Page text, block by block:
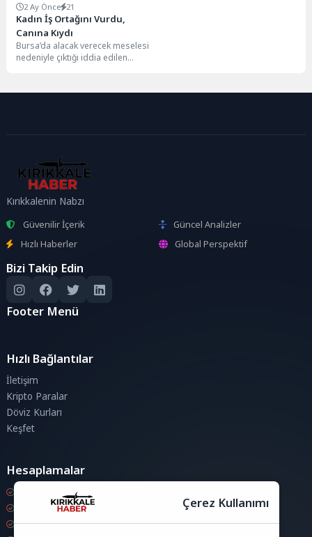
2 Ay Önce 21
Kadın İş Ortağını Vurdu,
Canına Kıydı
Bursa’da alacak verecek meselesi
nedeniyle çıktığı iddia edilen
Kırıkkalenin Nabzı
Güvenilir İçerik
Güncel Analizler
Hızlı Haberler
Global Perspektif
Bizi Takip Edin
Footer Menü
Hızlı Bağlantılar
İletişim
Kripto Paralar
Döviz Kurları
Keşfet
Hesaplamalar
Kripto Para Hesaplama
Döviz Hesaplama
KDV Hesaplama
Çerez Kullanımı